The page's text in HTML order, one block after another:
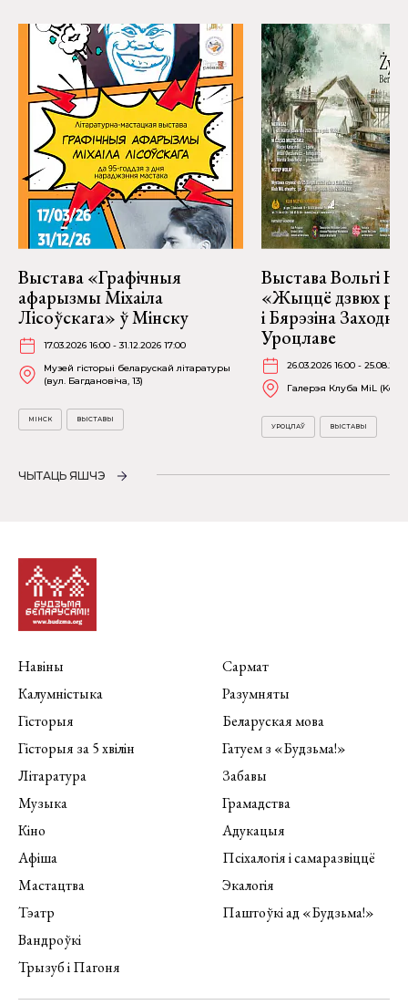
Выстава «Графічныя
афарызмы Міхаіла
Лісоўскага» ў Мінску
17.03.2026 16:00 - 31.12.2026 17:00
Музей гісторыі беларускай літаратуры
(вул. Багдановіча, 13)
МІНСК ВЫСТАВЫ
Выстава Вольгі
«Жыццё дзвюх
і Бярэзіна
Уроцлаве
26.03.2026 16:00 -
Галерэя Клуба MiL
УРОЦЛАЎ ВЫСТАВЫ
ЧЫТАЦЬ ЯШЧЭ
Навіны
Калумністыка
Гісторыя
Гісторыя за 5 хвілін
Літаратура
Музыка
Кіно
Афіша
Мастацтва
Тэатр
Вандроўкі
Трызуб і Пагоня
Сармат
Разумняты
Беларуская мова
Гатуем з «Будзьма!»
Забавы
Грамадства
Адукацыя
Псіхалогія і самаразвіццё
Экалогія
Паштоўкі ад «Будзьма!»